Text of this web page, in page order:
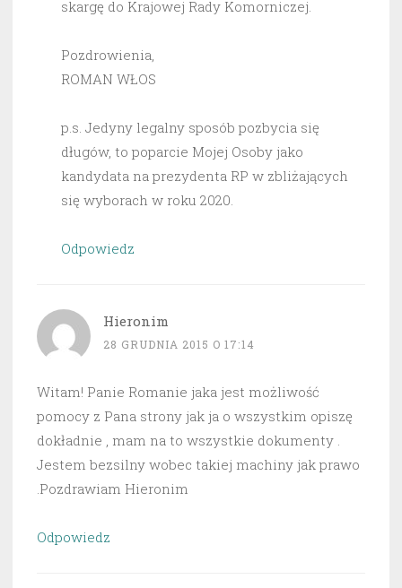
skargę do Krajowej Rady Komorniczej.
Pozdrowienia,
ROMAN WŁOS
p.s. Jedyny legalny sposób pozbycia się
długów, to poparcie Mojej Osoby jako
kandydata na prezydenta RP w zbliżających
się wyborach w roku 2020.
Odpowiedz
Hieronim
28 GRUDNIA 2015 O 17:14
Witam! Panie Romanie jaka jest możliwość
pomocy z Pana strony jak ja o wszystkim opiszę
dokładnie , mam na to wszystkie dokumenty .
Jestem bezsilny wobec takiej machiny jak prawo
.Pozdrawiam Hieronim
Odpowiedz